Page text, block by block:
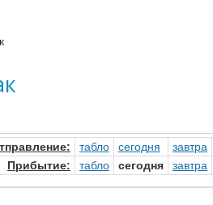
ление: табло сегодня завтра
Прибытие: табло сегодня завтра